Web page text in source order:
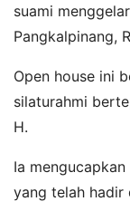
suami
Pangkalpinang,
Open house ini
silaturahmi
H.
Ia
yang telah hadir